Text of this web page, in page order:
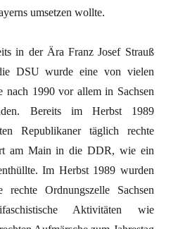
umsetzen wollte.
in der Ära Franz Josef Strauß
DSU wurde eine von vielen
nach 1990 vor allem in Sachsen
Bereits im Herbst 1989
Republikaner täglich rechte
am Main in die DDR, wie ein
Im Herbst 1989 wurden
Ordnungszelle Sachsen
Aktivitäten wie